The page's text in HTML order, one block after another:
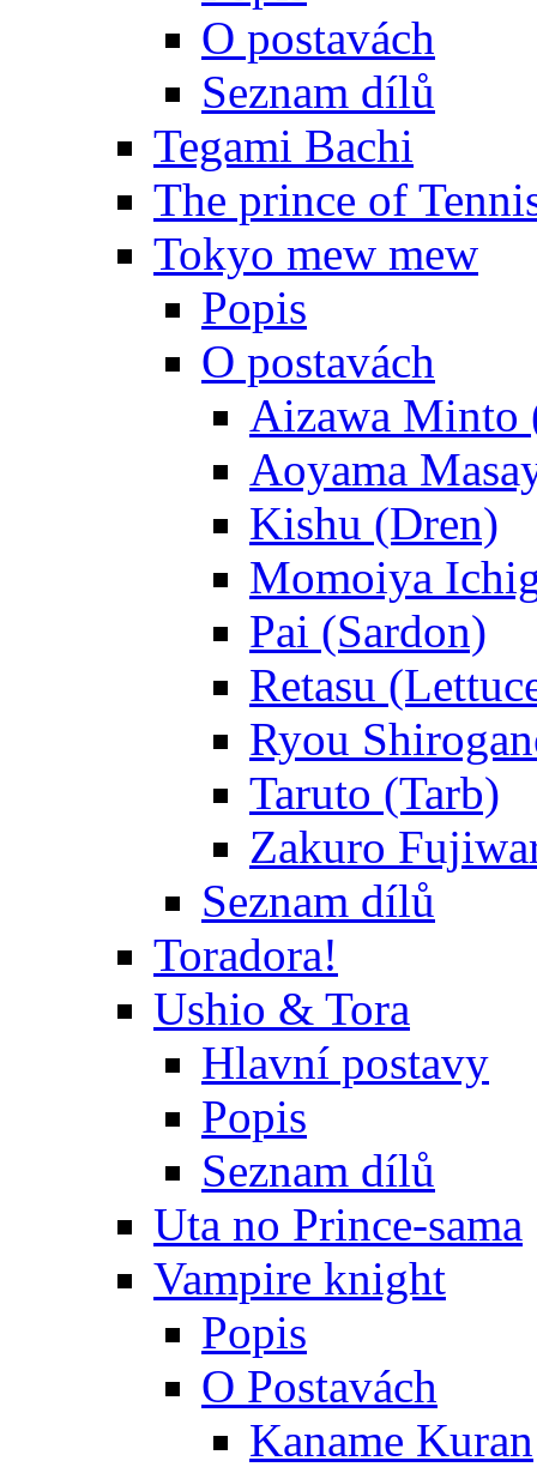
O postavách
Seznam dílů
Tegami Bachi
The prince of
Tokyo mew mew
Popis
O postavách
Aizawa Minto
Aoyama
Kishu (Dren)
Momoiya
Pai (Sardon)
Retasu
Ryou
Taruto (Tarb)
Zakuro
Seznam dílů
Toradora!
Ushio & Tora
Hlavní postavy
Popis
Seznam dílů
Uta no Prince-sama
Vampire knight
Popis
O Postavách
Kaname Kuran